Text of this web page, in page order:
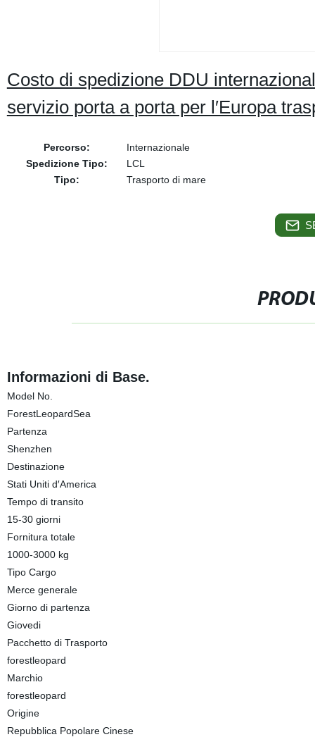
Costo di spedizione DDU
servizio porta a porta per l′Europa
Percorso:
Internazionale
Spedizione Tipo:
LCL
Tipo:
Trasporto di mare
Informazioni di Base.
Model No.
ForestLeopardSea
Partenza
Shenzhen
Destinazione
Stati Uniti d′America
Tempo di transito
15-30 giorni
Fornitura totale
1000-3000 kg
Tipo Cargo
Merce generale
Giorno di partenza
Giovedi
Pacchetto di Trasporto
forestleopard
Marchio
forestleopard
Origine
Repubblica Popolare Cinese